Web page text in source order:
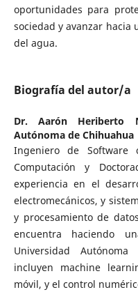
oportunidades para
sociedad y avanzar hacia
del agua.
Biografía del autor/a
Dr. Aarón Heriberto
Autónoma de Chihuahua
Ingeniero de Software
Computación y
experiencia en el
electromecánicos, y
y procesamiento de
encuentra haciendo
Universidad
incluyen machine
móvil, y el control